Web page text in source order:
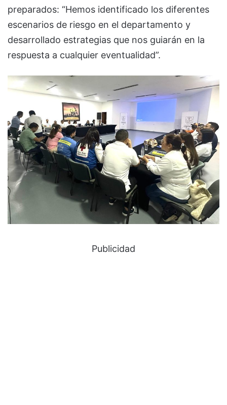
preparados: “Hemos identificado los diferentes
escenarios de riesgo en el departamento y
desarrollado estrategias que nos guiarán en la
respuesta a cualquier eventualidad”.
Publicidad